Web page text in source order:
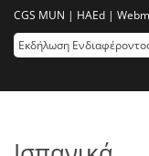
CGS MUN | HAEd |
Εκδήλωση